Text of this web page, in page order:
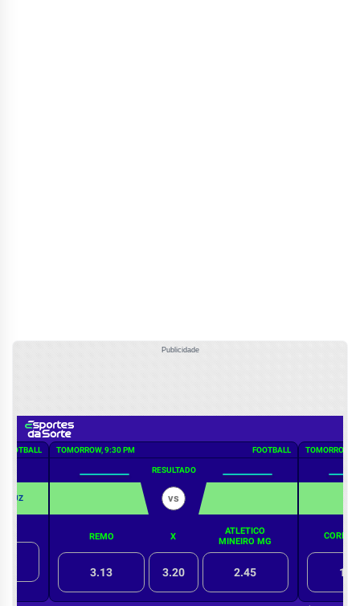
Publicidade